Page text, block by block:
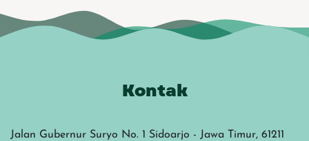
Kontak
Jalan Gubernur Suryo No. 1 Sidoarjo - Jawa Timur, 61211